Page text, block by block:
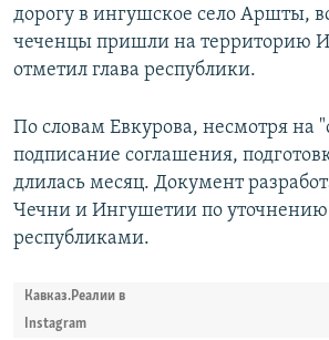
дорогу в ингушское село Аршты,
чеченцы пришли на территорию
отметил глава республики.
По словам Евкурова, несмотря на
подписание соглашения,
длилась месяц. Документ
Чечни и Ингушетии по
республиками.
Кавказ.Реалии в
Instagram